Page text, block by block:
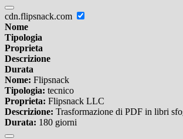
cdn.flipsnack.com
Nome
Tipologia
Proprieta
Descrizione
Durata
Nome: Flipsnack
Tipologia: tecnico
Proprieta: Flipsnack LLC
Descrizione: Trasformazione di PDF in libri
Durata: 180 giorni